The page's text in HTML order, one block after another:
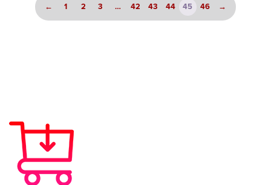
← 1 2 3 … 42 43 44 45 46 →